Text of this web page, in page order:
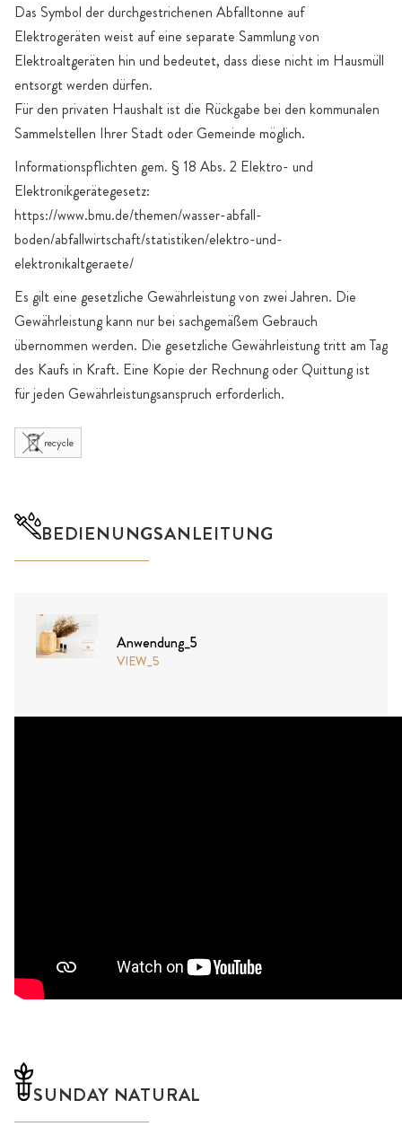
Das Symbol der durchgestrichenen Abfalltonne auf
Elektrogeräten weist auf eine separate Sammlung von
Elektroaltgeräten hin und bedeutet, dass diese nicht im Hausmüll
entsorgt werden dürfen.
Für den privaten Haushalt ist die Rückgabe bei den kommunalen
Sammelstellen Ihrer Stadt oder Gemeinde möglich.
Informationspflichten gem. § 18 Abs. 2 Elektro- und
Elektronikgerätegesetz:
https://www.bmu.de/themen/wasser-abfall-
boden/abfallwirtschaft/statistiken/elektro-und-
elektronikaltgeraete/
Es gilt eine gesetzliche Gewährleistung von zwei Jahren. Die
Gewährleistung kann nur bei sachgemäßem Gebrauch
übernommen werden. Die gesetzliche Gewährleistung tritt am Tag
des Kaufs in Kraft. Eine Kopie der Rechnung oder Quittung ist
für jeden Gewährleistungsanspruch erforderlich.
recycle
BEDIENUNGSANLEITUNG
Anwendung_5
VIEW_5
SUNDAY NATURAL